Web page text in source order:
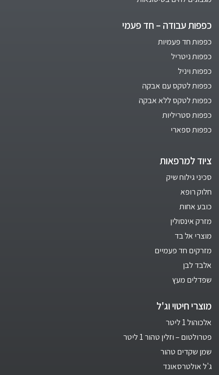
כפפות עבודה – חד פעמי
כפפות חד פעמיות
כפפות ניטריל
כפפות ויניל
כפפות לטקס עם אבקה
כפפות לטקס ללא אבקה
כפפות סטריליות
כפפות ספארי
ציוד למרפאות
סכיני גילוח שיק
חלוק רופא
כובע אחות
מזרק אינסולין
מוצרי אל בד
מזרקים חד פעמיים
אלבד לבן
שפדלים מעץ
מוצרי חיטוי וג'ל
אלכוהול 1 ליטר
פטרולטום – וזלין טהור 1 ליטר
שמן שקדים טהור
ג'ל אולטרסאונד